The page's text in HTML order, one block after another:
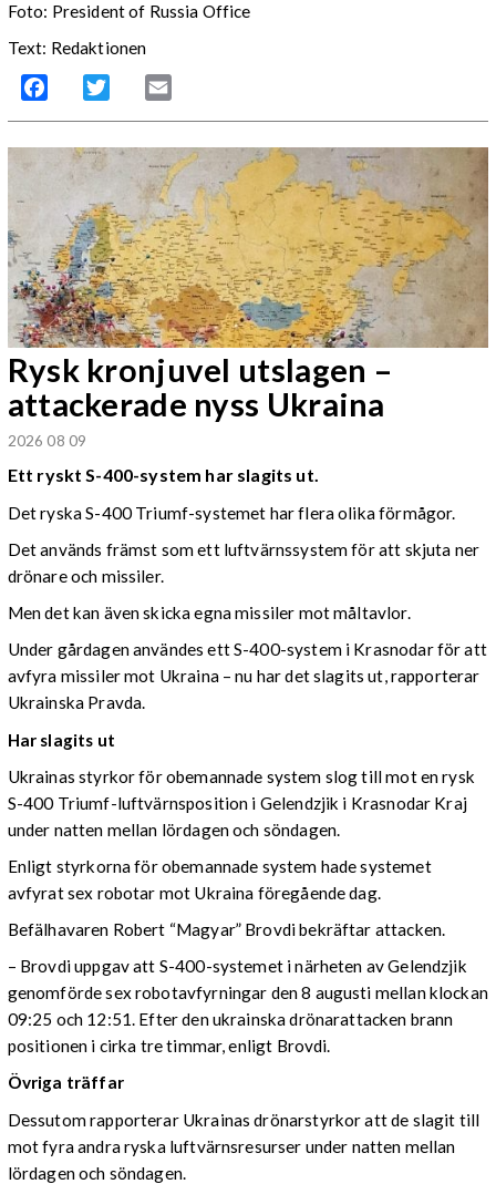
Foto: President of Russia Office
Text: Redaktionen
Facebook Twitter
Rysk kronjuvel utslagen –
attackerade nyss Ukraina
2026 08 09
Ett ryskt S-400-system har slagits ut.
Det ryska S-400 Triumf-systemet har flera olika förmågor.
Det används främst som ett luftvärnssystem för att skjuta ner
drönare och missiler.
Men det kan även skicka egna missiler mot måltavlor.
Under gårdagen användes ett S-400-system i Krasnodar för att
avfyra missiler mot Ukraina – nu har det slagits ut, rapporterar
Ukrainska Pravda.
Har slagits ut
Ukrainas styrkor för obemannade system slog till mot en rysk
S-400 Triumf-luftvärnsposition i Gelendzjik i Krasnodar Kraj
under natten mellan lördagen och söndagen.
Enligt styrkorna för obemannade system hade systemet
avfyrat sex robotar mot Ukraina föregående dag.
Befälhavaren Robert “Magyar” Brovdi bekräftar attacken.
– Brovdi uppgav att S-400-systemet i närheten av Gelendzjik
genomförde sex robotavfyrningar den 8 augusti mellan klockan
09:25 och 12:51. Efter den ukrainska drönarattacken brann
positionen i cirka tre timmar, enligt Brovdi.
Övriga träffar
Dessutom rapporterar Ukrainas drönarstyrkor att de slagit till
mot fyra andra ryska luftvärnsresurser under natten mellan
lördagen och söndagen.